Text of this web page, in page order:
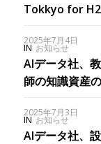
Tokkyo for
2025年7月4日
IN お知らせ
AIデータ社、
師の知識資産
2025年7月3日
IN お知らせ
AIデータ社、